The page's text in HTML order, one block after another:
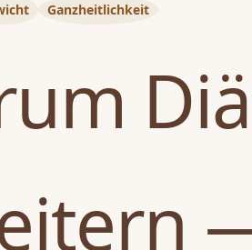
Ganzheitlichkeit